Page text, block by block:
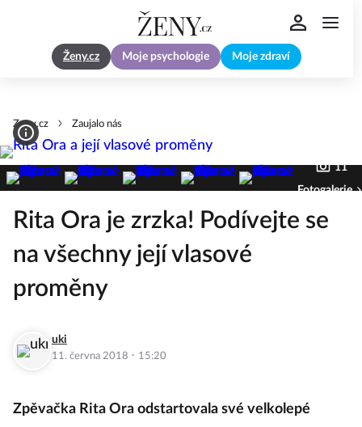
Ženy.cz Moje psychologie Moje zdraví
Zeny.cz Zaujalo nás
11
Fotogalerie
Rita Ora je zrzka! Podívejte se
na všechny její vlasové
proměny
uki
11. června 2018 · 15:20
Zpěvačka Rita Ora odstartovala své velkolepé